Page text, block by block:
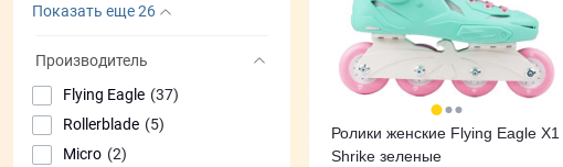
Показать еще 26
Производитель
Flying Eagle (37)
Rollerblade (5)
Micro (2)
Ролики женские Flying Eagle X1
Shrike зеленые